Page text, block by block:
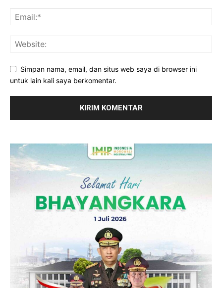
Simpan nama, email, dan situs web saya di browser ini
untuk lain kali saya berkomentar.